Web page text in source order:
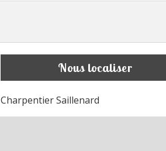
Nous localiser
Charpentier Saillenard